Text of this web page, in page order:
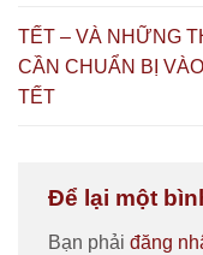
TẾT – VÀ NHỮNG
CẦN CHUẨN BỊ
TẾT
Để lại một
Bạn phải đăng